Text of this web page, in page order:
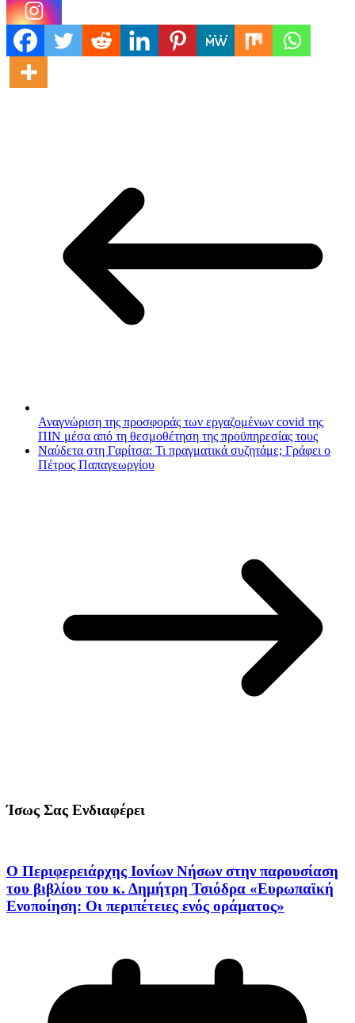
Αναγνώριση της προσφοράς των εργαζομένων covid της
ΠΙΝ μέσα από τη θεσμοθέτηση της προϋπηρεσίας τους
Ναύδετα στη Γαρίτσα: Τι πραγματικά συζητάμε; Γράφει ο
Πέτρος Παπαγεωργίου
Ίσως Σας Ενδιαφέρει
Ο Περιφερειάρχης Ιονίων Νήσων στην παρουσίαση
του βιβλίου του κ. Δημήτρη Τσιόδρα «Ευρωπαϊκή
Ενοποίηση: Οι περιπέτειες ενός οράματος»